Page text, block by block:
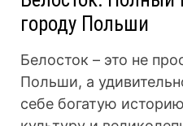
городу Польши
Белосток – это не
Польши, а
себе богатую